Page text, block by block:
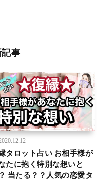
事
タロット占い お相手様が
たに抱く特別な想いと
当たる？？人気の恋愛タ